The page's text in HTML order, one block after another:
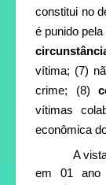
constitui no
é punido
vítima; (7)
crime; (8)
vítimas
econômica
A
em 01 ano